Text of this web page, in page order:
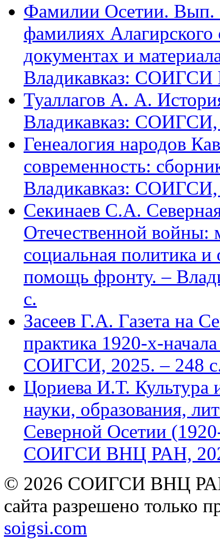
Фамилии Осетии. Вып.
фамилиях
документах и
Владикавказ:
Туаллагов А. А.
Владикавказ: СОИГСИ,
Генеалогия народов
современность:
Владикавказ: СОИГСИ,
Секинаев С.А.
Отечественной войны:
социальная политика
помощь фронту. –
с.
Засеев Г.А. Газета на
практика 1920-х-
СОИГСИ, 2025. – 248
Цориева И.Т. Культура
науки, образования,
Северной Осетии
СОИГСИ ВНЦ РАН,
© 2026 СОИГСИ ВНЦ РАН
сайта разрешено только
soigsi.com